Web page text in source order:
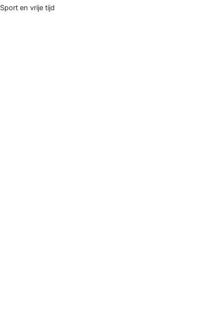
Sport en vrije tijd